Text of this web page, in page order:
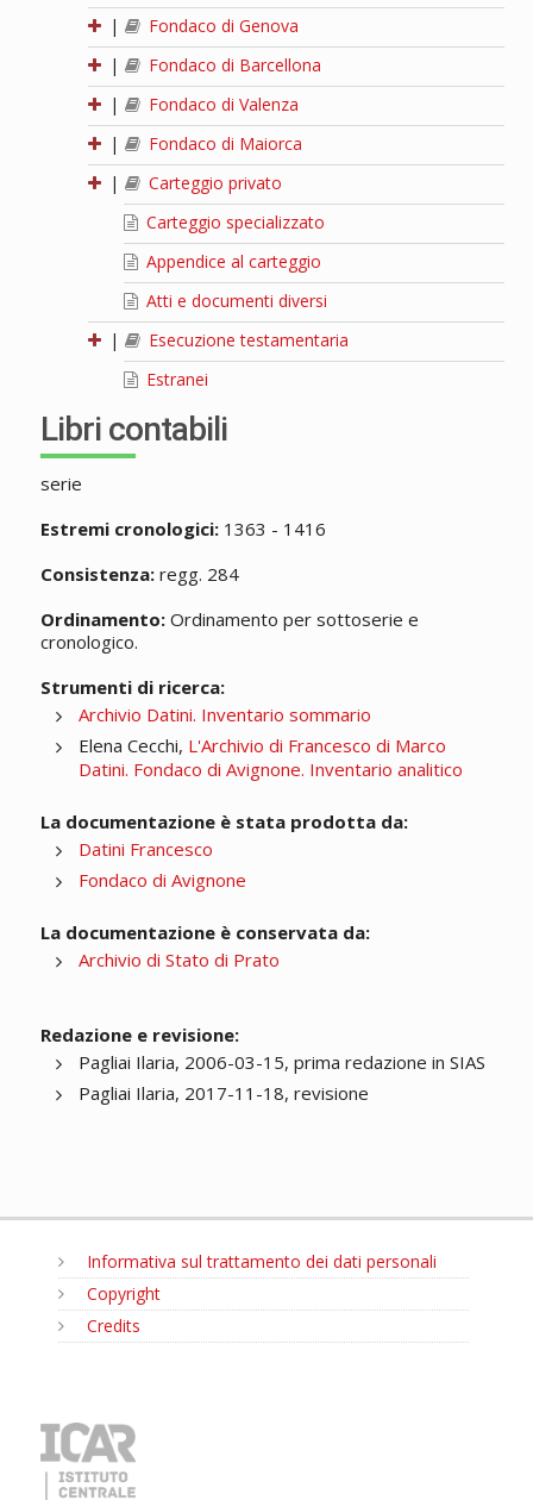
|
Fondaco di Genova
|
Fondaco di Barcellona
|
Fondaco di Valenza
|
Fondaco di Maiorca
|
Carteggio privato
Carteggio specializzato
Appendice al carteggio
Atti e documenti diversi
|
Esecuzione testamentaria
Estranei
Libri contabili
serie
Estremi cronologici:1363 - 1416
Consistenza:regg. 284
Ordinamento:Ordinamento per sottoserie e
cronologico.
Strumenti di ricerca:
Archivio Datini. Inventario sommario
Elena Cecchi, L'Archivio di Francesco di Marco
Datini. Fondaco di Avignone. Inventario analitico
La documentazione è stata prodotta da:
Datini Francesco
Fondaco di Avignone
La documentazione è conservata da:
Archivio di Stato di Prato
Redazione e revisione:
Pagliai Ilaria, 2006-03-15, prima redazione in SIAS
Pagliai Ilaria, 2017-11-18, revisione
Informativa sul trattamento dei dati personali
Copyright
Credits